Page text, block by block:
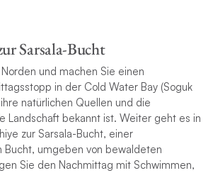
Sarsala-Bucht
und machen Sie einen
in der Cold Water Bay (Soguk
natürlichen Quellen und die
Landschaft bekannt ist. Weiter geht es in
zur Sarsala-Bucht, einer
Bucht, umgeben von bewaldeten
Sie den Nachmittag mit Schwimmen,